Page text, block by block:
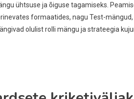
ühtsuse ja õiguse tagamiseks.
formaatides, nagu Test-
olulist rolli mängu ja strateegia